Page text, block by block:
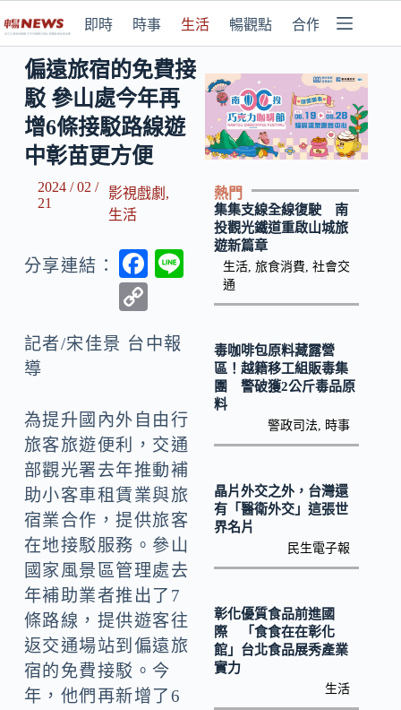
即時 時事 生活 暢觀點 合作媒體
偏遠旅宿的免費接
駁 參山處今年再
增6條接駁路線遊
中彰苗更方便
2024 / 02 /
21
影視戲劇 ,
生活
分享連結：
F
b
o
k
p
Li
n
k
記者/宋佳景 台中報
導
為提升國內外自由行
旅客旅遊便利，交通
部觀光署去年推動補
助小客車租賃業與旅
宿業合作，提供旅客
在地接駁服務。參山
國家風景區管理處去
年補助業者推出了7
條路線，提供遊客往
返交通場站到偏遠旅
宿的免費接駁。今
年，他們再新增了6
熱門
集集支線全線復駛 南
投觀光鐵道重啟山城旅
遊新篇章
生活, 旅食消費 社會交
通
毒咖啡包原料藏露營
區！越籍移工組販毒集
團 警破獲2公斤毒品原
料
警政司法 時事
晶片外交之外，台灣還
有「醫衛外交」這張世
界名片
民生電子報
彰化優質食品前進國
際 「食食在在彰化
館」台北食品展秀產業
實力
生活